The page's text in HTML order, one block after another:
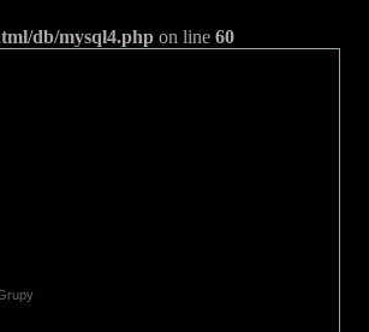
db/mysql4.php on line 60